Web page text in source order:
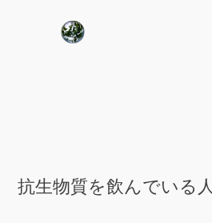
抗生物質を飲んでいる人